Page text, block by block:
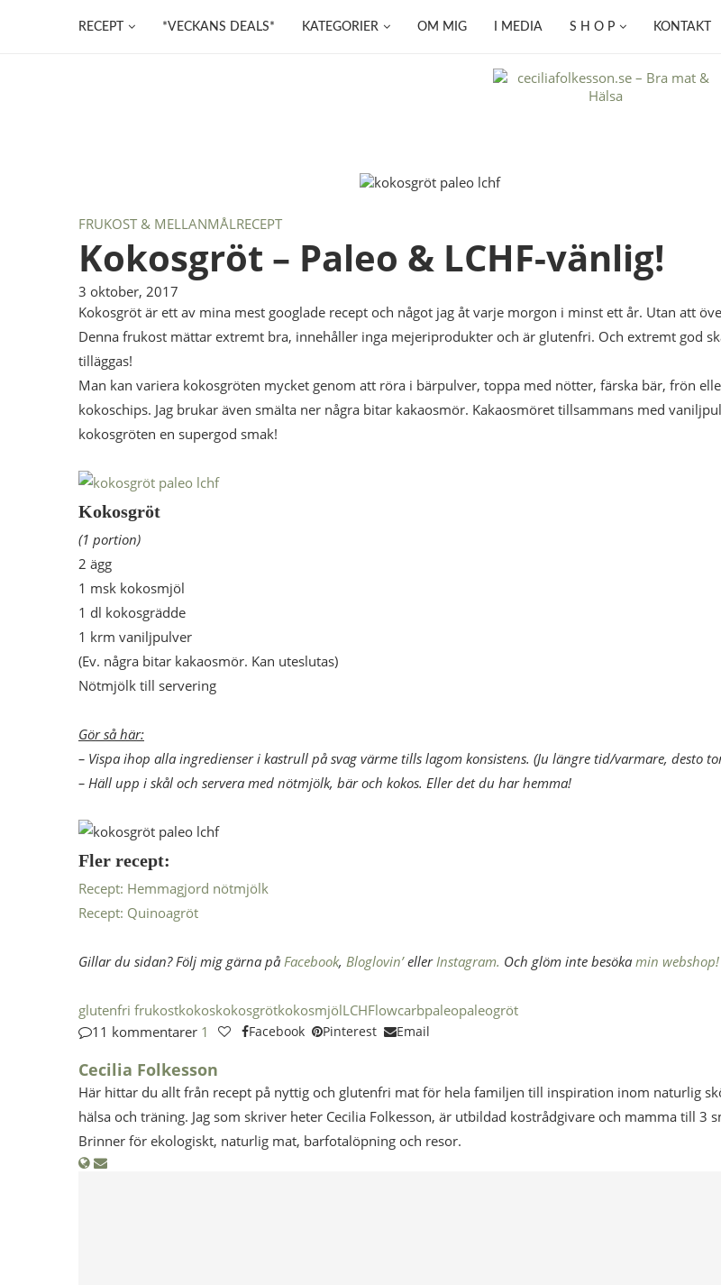
RECEPT *VECKANS DEALS* KATEGORIER OM MIG I MEDIA S H O P KONTAKT
FRUKOST & MELLANMÅLRECEPT
Kokosgröt – Paleo & LCHF-vänlig!
3 oktober, 2017
Kokosgröt är ett av mina mest googlade recept och något jag åt varje morgon i minst ett år. Utan att
Denna frukost mättar extremt bra, innehåller inga mejeriprodukter och är glutenfri. Och extremt god
tilläggas!
Man kan variera kokosgröten mycket genom att röra i bärpulver, toppa med nötter, färska bär, frön
kokoschips. Jag brukar även smälta ner några bitar kakaosmör. Kakaosmöret tillsammans med
kokosgröten en supergod smak!
Kokosgröt
(1 portion)
2 ägg
1 msk kokosmjöl
1 dl kokosgrädde
1 krm vaniljpulver
(Ev. några bitar kakaosmör. Kan uteslutas)
Nötmjölk till servering
Gör så här:
– Vispa ihop alla ingredienser i kastrull på svag värme tills lagom konsistens. (Ju längre tid/varmare, desto
– Häll upp i skål och servera med nötmjölk, bär och kokos. Eller det du har hemma!
Fler recept:
Recept: Hemmagjord nötmjölk
Recept: Quinoagröt
Gillar du sidan? Följ mig gärna på Facebook, Bloglovin’ellerInstagram. Och glöm inte besöka min webshop!
glutenfri frukostkokoskokosgrötkokosmjölLCHFlowcarbpaleopaleogröt
11 kommentarer 1 Facebook Pinterest Email
Cecilia Folkesson
Här hittar du allt från recept på nyttig och glutenfri mat för hela familjen till inspiration inom naturlig
hälsa och träning. Jag som skriver heter Cecilia Folkesson, är utbildad kostrådgivare och mamma till 3
Brinner för ekologiskt, naturlig mat, barfotalöpning och resor.